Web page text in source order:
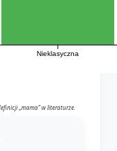
Nieklasyczna
„mama” w literaturze.